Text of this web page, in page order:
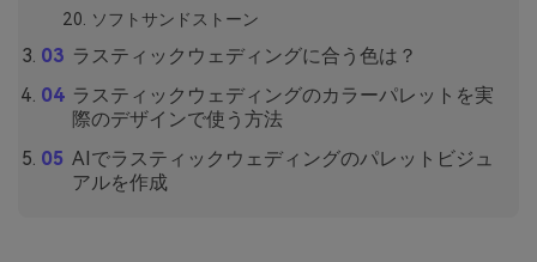
ソフトサンドストーン
ラスティックウェディングに合う色は？
ラスティックウェディングのカラーパレットを実
際のデザインで使う方法
AIでラスティックウェディングのパレットビジュ
アルを作成